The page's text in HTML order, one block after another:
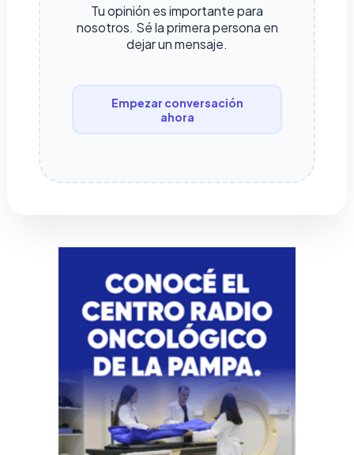
Tu opinión es importante para
nosotros. Sé la primera persona en
dejar un mensaje.
Empezar conversación
ahora